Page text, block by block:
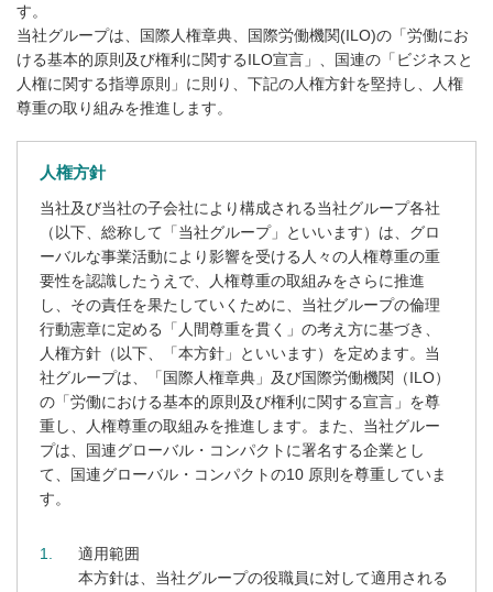
す。
当社グループは、国際人権章典、国際労働機関(ILO)の「労働にお
ける基本的原則及び権利に関するILO宣言」、国連の「ビジネスと
人権に関する指導原則」に則り、下記の人権方針を堅持し、人権
尊重の取り組みを推進します。
人権方針
当社及び当社の子会社により構成される当社グループ各社
（以下、総称して「当社グループ」といいます）は、グロ
ーバルな事業活動により影響を受ける人々の人権尊重の重
要性を認識したうえで、人権尊重の取組みをさらに推進
し、その責任を果たしていくために、当社グループの倫理
行動憲章に定める「人間尊重を貫く」の考え方に基づき、
人権方針（以下、「本方針」といいます）を定めます。当
社グループは、「国際人権章典」及び国際労働機関（ILO）
の「労働における基本的原則及び権利に関する宣言」を尊
重し、人権尊重の取組みを推進します。また、当社グルー
プは、国連グローバル・コンパクトに署名する企業とし
て、国連グローバル・コンパクトの10 原則を尊重していま
す。
1
適用範囲
本方針は、当社グループの役職員に対して適用される